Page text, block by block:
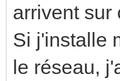
arrivent sur
Si j'installe
le réseau,